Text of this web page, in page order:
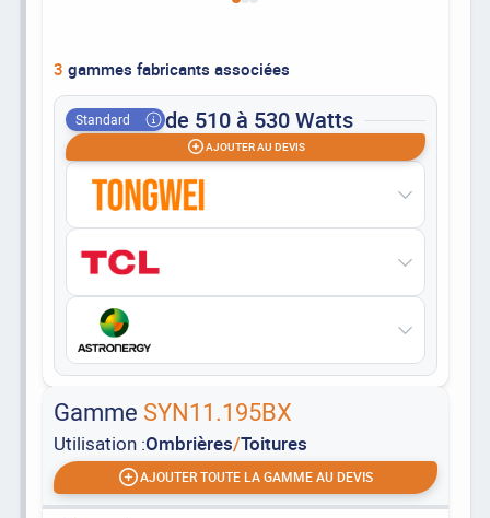
3 gammes fabricants associées
Standard de 510 à 530 Watts
AJOUTER AU DEVIS
Gamme SYN11.195BX
Utilisation :Ombrières/Toitures
AJOUTER TOUTE LA GAMME AU DEVIS